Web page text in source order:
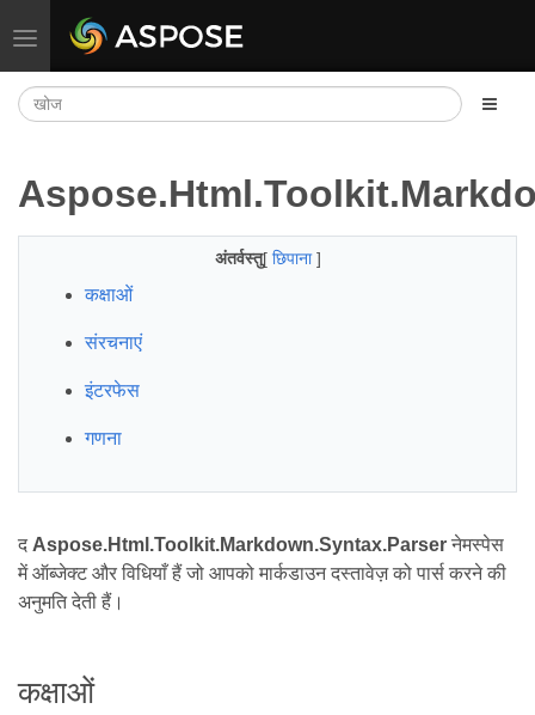
नेविगेशन टॉगल करें
अंतर्वस्तु[ छिपाना]
कक्षाओं
संरचनाएं
इंटरफेस
गणना
द Aspose.Html.Toolkit.Markdown.Syntax.Parser नेमस्पेस
में ऑब्जेक्ट और विधियाँ हैं जो आपको मार्कडाउन दस्तावेज़ को पार्स करने की
अनुमति देती हैं।
कक्षाओं